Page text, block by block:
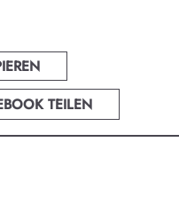
TEILEN
zu 50 Veranstaltungen in